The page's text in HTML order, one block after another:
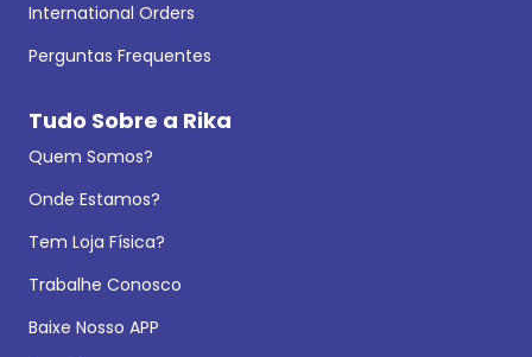
International Orders
Perguntas Frequentes
Tudo Sobre a Rika
Quem Somos?
Onde Estamos?
Tem Loja Física?
Trabalhe Conosco
Baixe Nosso APP